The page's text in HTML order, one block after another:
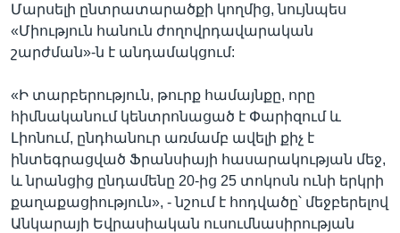
Մարսելի ընտրատարածքի կողմից, նույնպես
«Միություն հանուն ժողովրդավարական
շարժման»-ն է անդամակցում:
«Ի տարբերություն, թուրք համայնքը, որը
հիմնականում կենտրոնացած է Փարիզում և
Լիոնում, ընդհանուր առմամբ ավելի քիչ է
ինտեգրացված Ֆրանսիայի հասարակության մեջ,
և նրանցից ընդամենը 20-ից 25 տոկոսն ունի երկրի
քաղաքացիություն», - նշում է հոդվածը՝ մեջբերելով
Անկարայի Եվրասիական ուսումնասիրության